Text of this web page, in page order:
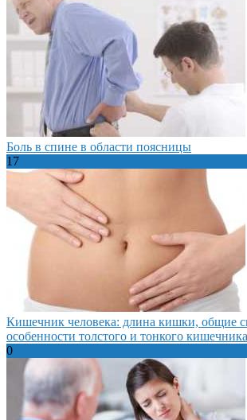
Боль в спине в области поясницы
17
Кишечник человека: длина кишки, общие
особенности толстого и тонкого кишечника
0